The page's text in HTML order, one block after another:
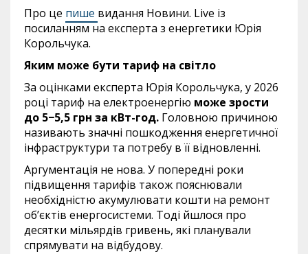
Про це пише видання Новини. Live із
посиланням на експерта з енергетики Юрія
Корольчука.
Яким може бути тариф на світло
За оцінками експерта Юрія Корольчука, у 2026
році тариф на електроенергію може зрости
до 5−5,5 грн за кВт-год. Головною причиною
називають значні пошкодження енергетичної
інфраструктури та потребу в її відновленні.
Аргументація не нова. У попередні роки
підвищення тарифів також пояснювали
необхідністю акумулювати кошти на ремонт
об’єктів енергосистеми. Тоді йшлося про
десятки мільярдів гривень, які планували
спрямувати на відбудову.